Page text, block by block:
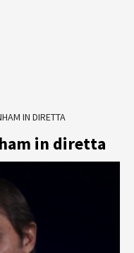
IN DIRETTA
in diretta